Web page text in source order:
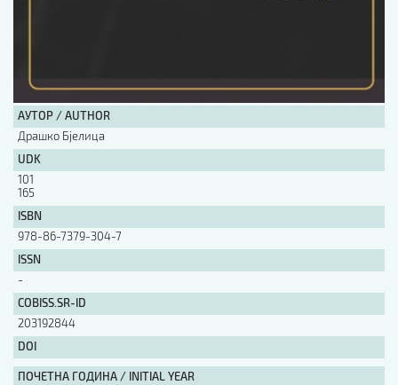
Тип издања
АУТОР / AUTHOR
UDK
ISBN
ISSN
COBISS.SR-ID
АУТОР / AUTHOR
Драшко Бјелица
UDK
101
165
ISBN
978-86-7379-304-7
ISSN
-
COBISS.SR-ID
203192844
DOI
ПОЧЕТНА ГОДИНА / INITIAL YEAR